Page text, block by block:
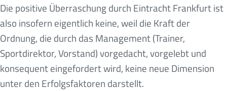
Die positive Überraschung durch Eintracht Frankfurt ist
also insofern eigentlich keine, weil die Kraft der
Ordnung, die durch das Management (Trainer,
Sportdirektor, Vorstand) vorgedacht, vorgelebt und
konsequent eingefordert wird, keine neue Dimension
unter den Erfolgsfaktoren darstellt.